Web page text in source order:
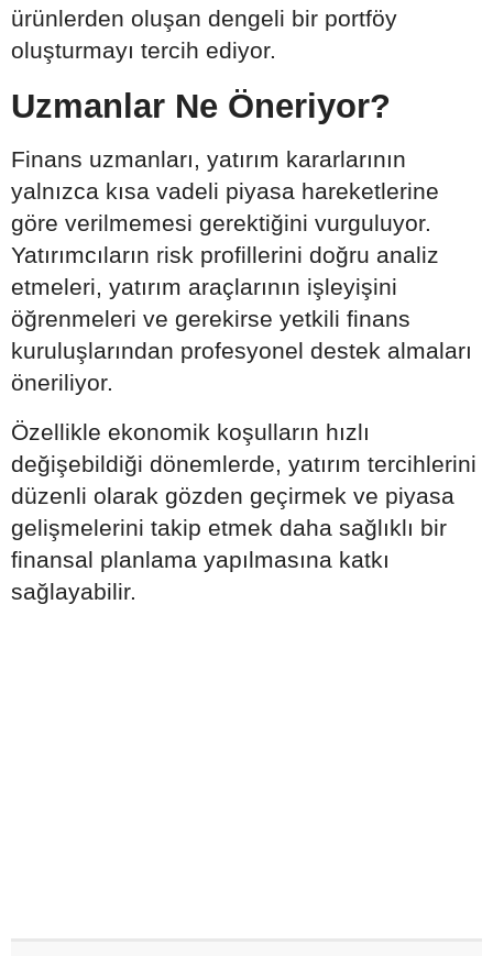
ürünlerden oluşan dengeli bir portföy
oluşturmayı tercih ediyor.
Uzmanlar Ne Öneriyor?
Finans uzmanları, yatırım kararlarının
yalnızca kısa vadeli piyasa hareketlerine
göre verilmemesi gerektiğini vurguluyor.
Yatırımcıların risk profillerini doğru analiz
etmeleri, yatırım araçlarının işleyişini
öğrenmeleri ve gerekirse yetkili finans
kuruluşlarından profesyonel destek almaları
öneriliyor.
Özellikle ekonomik koşulların hızlı
değişebildiği dönemlerde, yatırım tercihlerini
düzenli olarak gözden geçirmek ve piyasa
gelişmelerini takip etmek daha sağlıklı bir
finansal planlama yapılmasına katkı
sağlayabilir.